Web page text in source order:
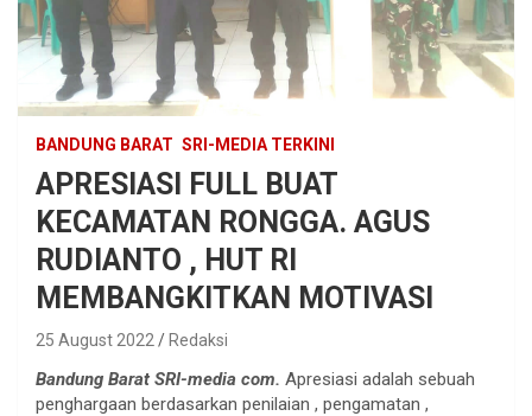
BANDUNG BARAT SRI-MEDIA TERKINI
APRESIASI FULL BUAT
KECAMATAN RONGGA. AGUS
RUDIANTO , HUT RI
MEMBANGKITKAN MOTIVASI
25 August 2022 Redaksi
Bandung Barat SRI-media com. Apresiasi adalah sebuah
penghargaan berdasarkan penilaian , pengamatan ,